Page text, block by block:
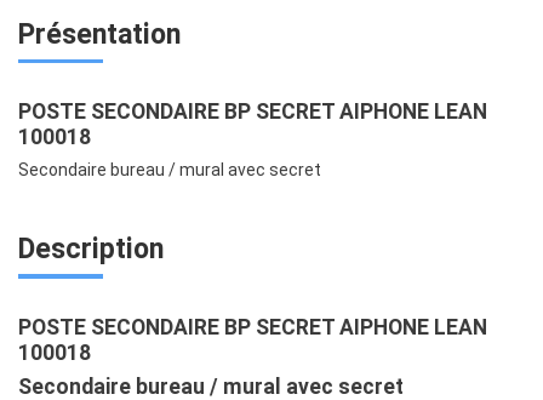
Présentation
POSTE SECONDAIRE BP SECRET AIPHONE LEAN
100018
Secondaire bureau / mural avec secret
Description
POSTE SECONDAIRE BP SECRET AIPHONE LEAN
100018
Secondaire bureau / mural avec secret